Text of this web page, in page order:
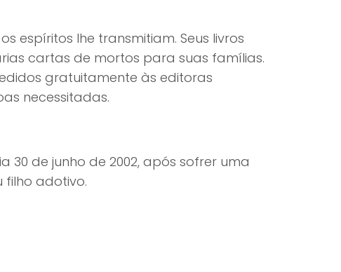
espíritos lhe transmitiam. Seus livros
cartas de mortos para suas famílias.
gratuitamente às editoras
necessitadas.
30 de junho de 2002, após sofrer uma
adotivo.